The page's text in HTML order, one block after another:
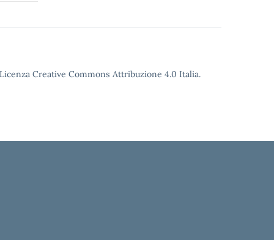
Creative Commons Attribuzione 4.0 Italia.